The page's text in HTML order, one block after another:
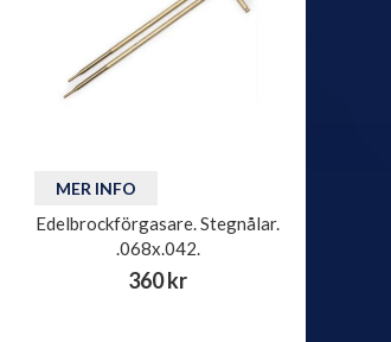
MER INFO
Edelbrockförgasare. Stegnålar.
.068x.042.
360 kr